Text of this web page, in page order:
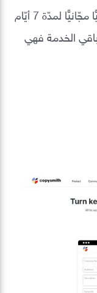
يقدّم CopyAl إصدارًا تجريبيًّا مجّانيًّا لمدّة 7 أيّام
الخدمة فهي